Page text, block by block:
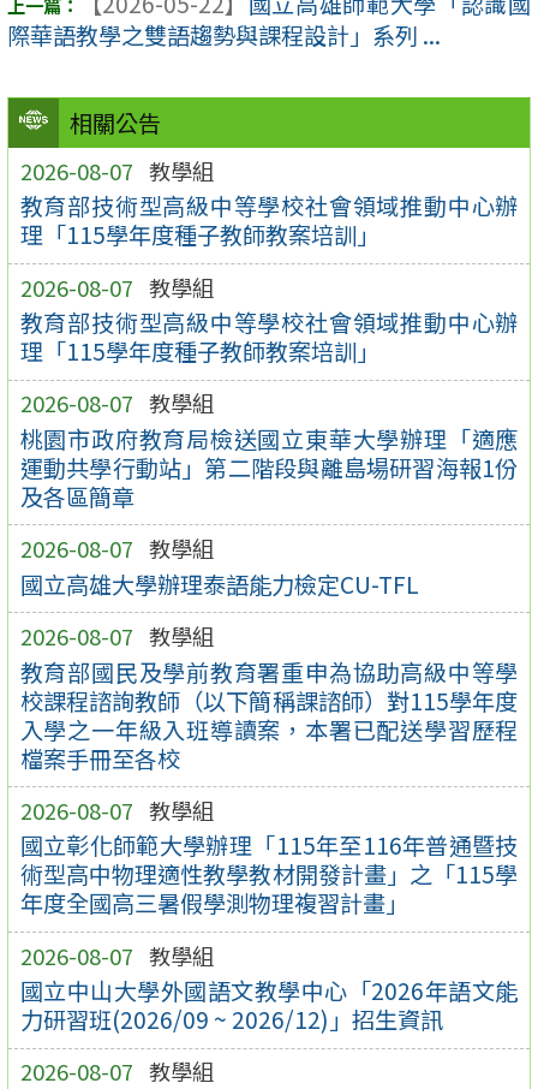
相關公告
2026-08-07 教學組
教育部技術型高級中等學校社會領域推動中心辦
理「115學年度種子教師教案培訓」
2026-08-07 教學組
教育部技術型高級中等學校社會領域推動中心辦
理「115學年度種子教師教案培訓」
2026-08-07 教學組
桃園市政府教育局檢送國立東華大學辦理「適應
運動共學行動站」第二階段與離島場研習海報1份
及各區簡章
2026-08-07 教學組
國立高雄大學辦理泰語能力檢定CU-TFL
2026-08-07 教學組
教育部國民及學前教育署重申為協助高級中等學
校課程諮詢教師（以下簡稱課諮師）對115學年度
入學之一年級入班導讀案，本署已配送學習歷程
檔案手冊至各校
2026-08-07 教學組
國立彰化師範大學辦理「115年至116年普通暨技
術型高中物理適性教學教材開發計畫」之「115學
年度全國高三暑假學測物理複習計畫」
2026-08-07 教學組
國立中山大學外國語文教學中心「2026年語文能
力研習班(2026/09 ~ 2026/12)」招生資訊
2026-08-07 教學組
際華語教學之雙語趨勢與課程設計」系列 ...